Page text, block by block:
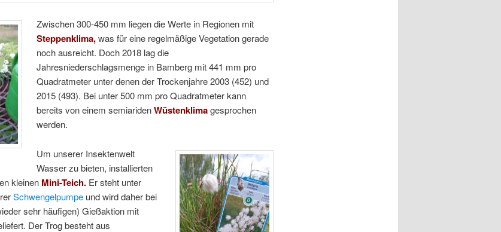
Zwischen 300-450 mm liegen die Werte in Regionen mit
Steppenklima,was für eine regelmäßige Vegetation gerade
noch ausreicht. Doch 2018 lag die
Jahresniederschlagsmenge in Bamberg mit 441 mm pro
Quadratmeter unter denen der Trockenjahre 2003 (452) und
2015 (493). Bei unter 500 mm pro Quadratmeter kann
bereits von einem semiaridenWüstenklimagesprochen
werden.
Um unserer Insektenwelt
Wasser zu bieten, installierten
kleinen Mini-Teich.Er steht unter
Schwengelpumpeund wird daher bei
sehr häufigen) Gießaktion mit
Der Trog besteht aus